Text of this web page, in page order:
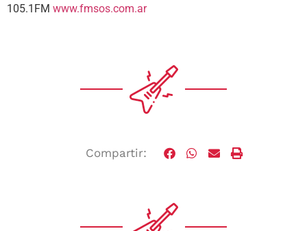
105.1FM www.fmsos.com.ar
Compartir: